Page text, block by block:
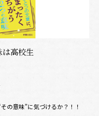
高校生
の意味”に気づけるか？！！